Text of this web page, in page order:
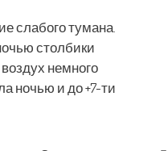
слабого тумана.
столбики
немного
ночью и до +7-ти